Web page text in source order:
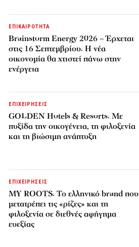
ΕΠΙΚΑΙΡΟΤΗΤΑ
Brainstorm Energy 2026 – Έρχεται
στις 16 Σεπτεμβρίου: Η νέα
οικονομία θα χτιστεί πάνω στην
ενέργεια
ΕΠΙΧΕΙΡΗΣΕΙΣ
GOLDEN Hotels & Resorts: Με
πυξίδα την οικογένεια, τη φιλοξενία
και τη βιώσιμη ανάπτυξη
ΕΠΙΧΕΙΡΗΣΕΙΣ
MY ROOTS: Το ελληνικό brand που
μετατρέπει τις «ρίζες» και τη
φιλοξενία σε διεθνές αφήγημα
ευεξίας